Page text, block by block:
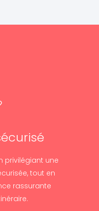
privilégiant une
tout en
rassurante